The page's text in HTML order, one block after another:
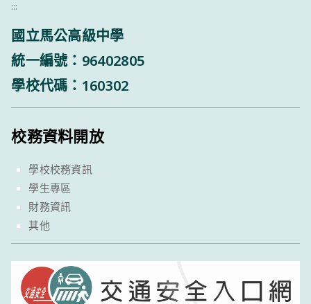
:::
國立馬公高級中學
統一編號：96402805
學校代碼：160302
校務資料開放
學校校務資訊
學生專區
財務資訊
其他